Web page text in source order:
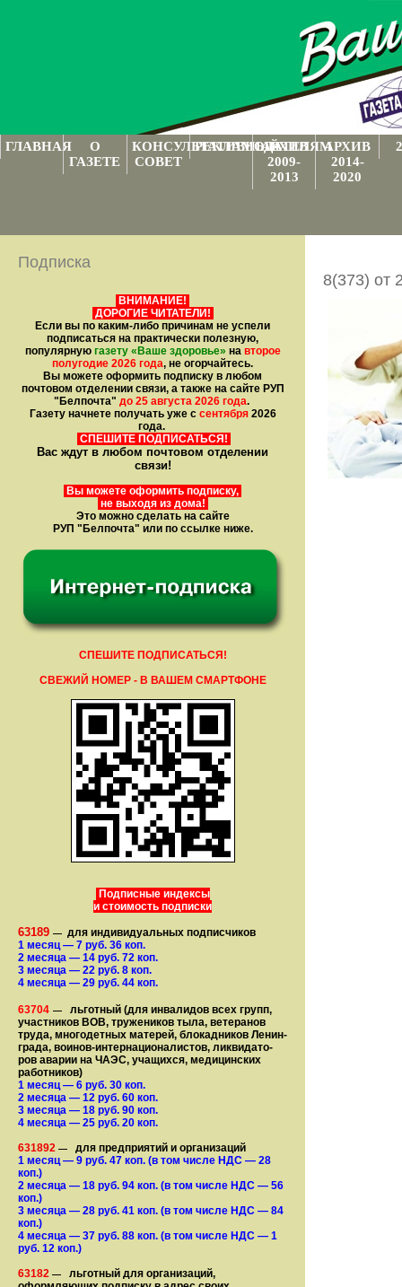
ГЛАВНАЯ
О
ГАЗЕТЕ
КОНСУЛЬТАТИВНЫЙ
СОВЕТ
РЕКЛАМОДАТЕЛЯМ
АРХИВ
2009-
2013
АРХИВ
2014-
2020
Подписка
ВНИМАНИЕ!
ДОРОГИЕ ЧИТАТЕЛИ!
Если вы по каким-либо причинам не успели
подписаться на практически полезную,
популярную газету «Ваше здоровье» на второе
полугодие 2026 года, не огорчайтесь.
Вы можете оформить подписку в любом
почтовом отделении связи, а также на сайте РУП
"Белпочта" до 25 августа 2026 года.
Газету начнете получать уже с сентября2026
года.
СПЕШИТЕ ПОДПИСАТЬСЯ!
Вас ждут в любом почтовом отделении
связи!
Вы можете оформить подписку,
не выходя из дома!
Это можно сделать на сайте
РУП "Белпочта" или по ссылке ниже.
СПЕШИТЕ ПОДПИСАТЬСЯ!
СВЕЖИЙ НОМЕР - В ВАШЕМ СМАРТФОНЕ
Подписные индексы
и стоимость подписки
63189 — для индивидуальных подписчиков
1 месяц— 7 руб. 36 коп.
2 месяца — 14 руб. 72 коп.
3 месяца — 22 руб. 8 коп.
4 месяца — 29 руб. 44 коп.
63704 —
льготный (для ин­ва­лидов всех групп,
участ­ников ВОВ, труже­ни­ков тыла, ветеранов
труда, мно­го­­детных матерей, бло­­кад­ни­ков Ле­нин­
града, воинов-интернаци­о­на­­ли­стов, лик­ви­да­то­
ров аварии на ЧАЭС, уча­щихся, медицинских
работников)
1 месяц— 6 руб. 30 коп.
2 месяца — 12 руб. 60 коп.
3 месяца — 18 руб. 90 коп.
4 месяца — 25 руб. 20 коп.
631892 —
для предприятий и организаций
1 месяц— 9 руб. 47 коп. (в том числе НДС — 28
коп.)
2 месяца — 18 руб. 94 коп. (в том числе НДС — 56
коп.)
3 месяца — 28 руб. 41 коп. (в том числе НДС — 84
коп.)
4 месяца — 37 руб. 88 коп. (в том числе НДС — 1
руб. 12 коп.)
63182 —
льготный для организаций,
8(373) от